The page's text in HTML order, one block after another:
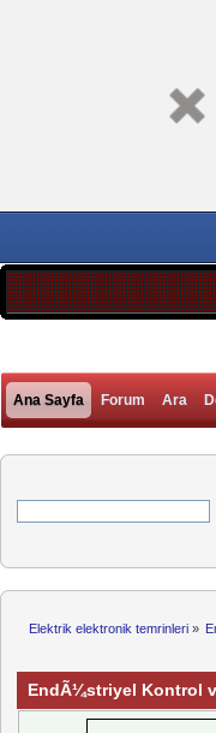
Ana Sayfa Forum Ara
Elektrik elektronik temrinleri»
EndÃ¼striyel Kontrol